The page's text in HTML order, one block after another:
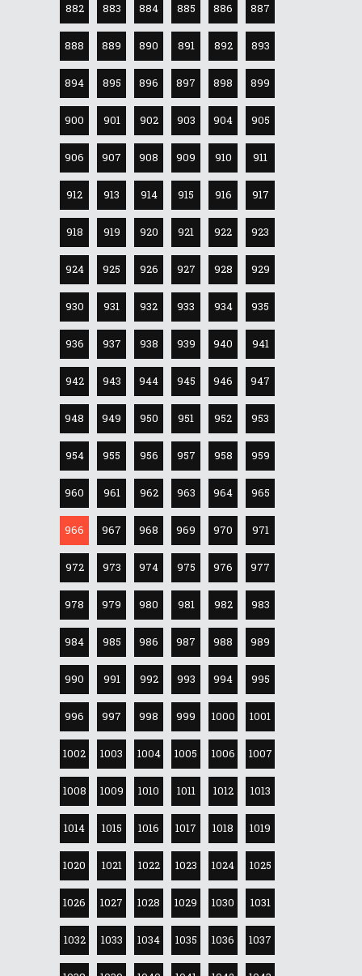
882 883 884 885 886 887
888 889 890 891 892 893
894 895 896 897 898 899
900 901 902 903 904 905
906 907 908 909 910 911
912 913 914 915 916 917
918 919 920 921 922 923
924 925 926 927 928 929
930 931 932 933 934 935
936 937 938 939 940 941
942 943 944 945 946 947
948 949 950 951 952 953
954 955 956 957 958 959
960 961 962 963 964 965
966 967 968 969 970 971
972 973 974 975 976 977
978 979 980 981 982 983
984 985 986 987 988 989
990 991 992 993 994 995
996 997 998 999 1000 1001
1002 1003 1004 1005 1006 1007
1008 1009 1010 1011 1012 1013
1014 1015 1016 1017 1018 1019
1020 1021 1022 1023 1024 1025
1026 1027 1028 1029 1030 1031
1032 1033 1034 1035 1036 1037